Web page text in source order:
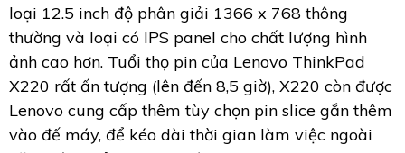
loại 12.5 inch độ phân giải 1366 x 768 thông
thường và loại có IPS panel cho chất lượng hình
ảnh cao hơn. Tuổi thọ pin của Lenovo ThinkPad
X220 rất ấn tượng (lên đến 8,5 giờ), X220 còn được
Lenovo cung cấp thêm tùy chọn pin slice gắn thêm
vào đế máy, để kéo dài thời gian làm việc ngoài